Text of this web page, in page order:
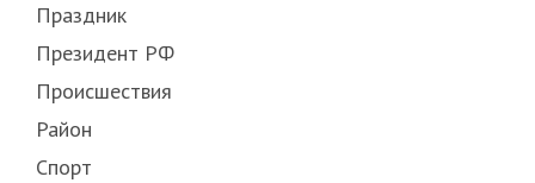
Праздник
Президент РФ
Происшествия
Район
Спорт